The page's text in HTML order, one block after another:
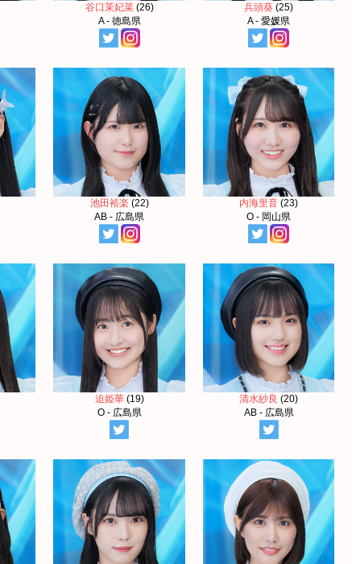
谷口茉妃菜(26)
A - 徳島県
兵頭葵 (25)
A - 愛媛県
池田裕楽 (22)
AB - 広島県
内海里音(23)
O - 岡山県
迫姫華 (19)
O - 広島県
清水紗良(20)
AB - 広島県